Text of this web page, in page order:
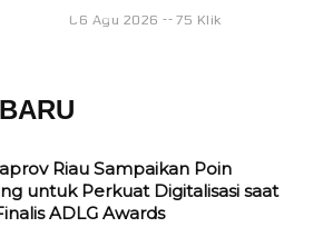
06 Agu 2026 75 Klik
Riau Sampaikan Poin
untuk Perkuat Digitalisasi saat
ADLG Awards